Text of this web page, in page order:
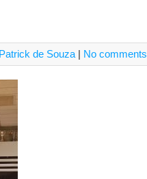
Patrick de Souza | No comments